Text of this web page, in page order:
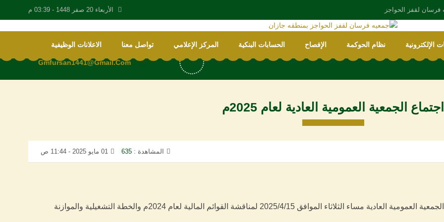
الأربعاء 20 صفر 1448 - 03:39 م فرسان لقفز الحواجز
رسالة الكترونية Gmfursan1441@gmail.com
الإلكترونية نظام الحوكمة الإفصاح الحسابات البنكية المركز الإعلامي تواصل معنا الاعلانات الوظيفية
اجتماع الجمعية العمومية العادية لعام 2025م
المشاهدة : 635 01 مايو 2025 - 11:44 ص
عقدت جمعية فرسان لقفز الحواجز اجتماعها السنوي لأعضاء الجمعية العمومية العادية مساء الثلاثاء الموافق 2025/4/15 لمناقشة القوائم المالية لعام 2024م والخطة التشغيلية والموازنة